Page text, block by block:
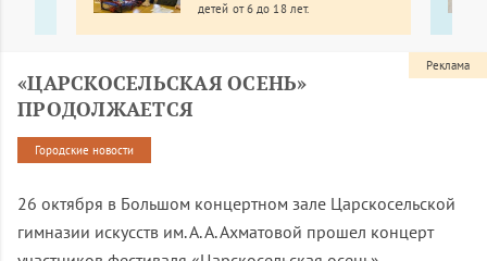
детей от 6 до 18 лет.
«ЦАРСКОСЕЛЬСКАЯ ОСЕНЬ»
ПРОДОЛЖАЕТСЯ
Городские новости
26 октября в Большом концертном зале Царскосельской
гимназии искусств им. А. А. Ахматовой прошел концерт
Реклама